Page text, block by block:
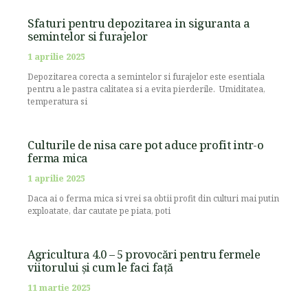
Sfaturi pentru depozitarea in siguranta a
semintelor si furajelor
1 aprilie 2025
Depozitarea corecta a semintelor si furajelor este esentiala
pentru a le pastra calitatea si a evita pierderile. Umiditatea,
temperatura si
Culturile de nisa care pot aduce profit intr-o
ferma mica
1 aprilie 2025
Daca ai o ferma mica si vrei sa obtii profit din culturi mai putin
exploatate, dar cautate pe piata, poti
Agricultura 4.0 – 5 provocări pentru fermele
viitorului și cum le faci față
11 martie 2025